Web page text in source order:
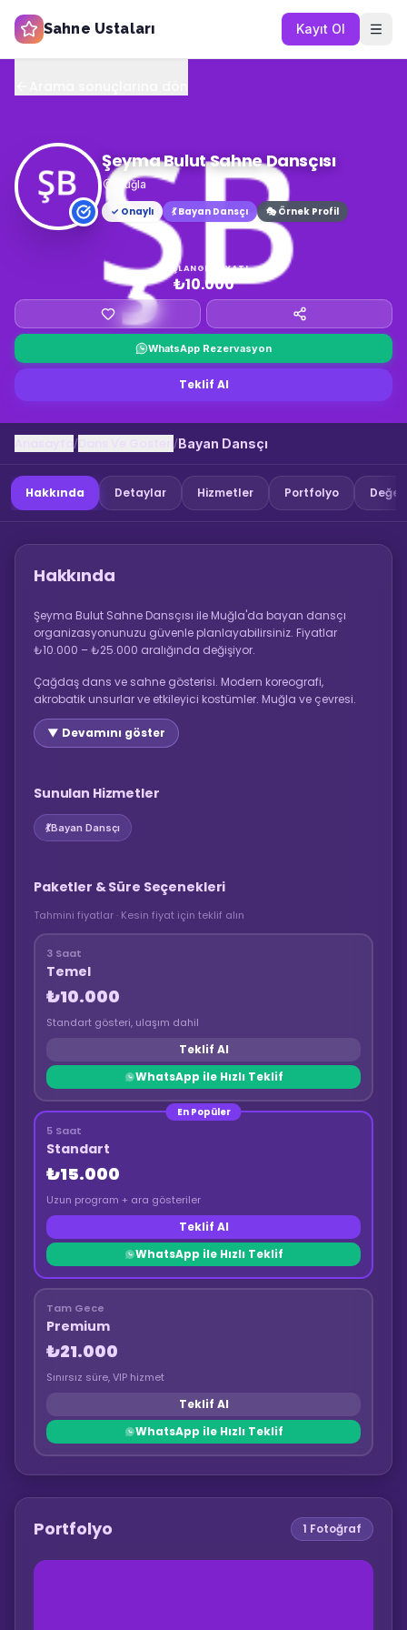
Sahne Ustaları Kayıt Ol
Şeyma Bulut Sahne Dansçısı
Muğla
✓ Onaylı
💃 Bayan Dansçı 🎭 Örnek Profil
BAŞLANGIÇ FIYATI
₺10.000
WhatsApp Rezervasyon
Teklif Al
/ /Bayan Dansçı
Hakkında Detaylar Hizmetler Portfolyo
Hakkında
Şeyma Bulut Sahne Dansçısı ile Muğla'da bayan dansçı
organizasyonunuzu güvenle planlayabilirsiniz. Fiyatlar
₺10.000 – ₺25.000 aralığında değişiyor.
Çağdaş dans ve sahne gösterisi. Modern koreografi,
akrobatik unsurlar ve etkileyici kostümler. Muğla ve çevresi.
▼ Devamını göster
Sunulan Hizmetler
💃Bayan Dansçı
Paketler & Süre Seçenekleri
Tahmini fiyatlar · Kesin fiyat için teklif alın
3 Saat
Temel
₺10.000
Standart gösteri, ulaşım dahil
Teklif Al
WhatsApp ile Hızlı Teklif
En Popüler
5 Saat
Standart
₺15.000
Uzun program + ara gösteriler
Teklif Al
WhatsApp ile Hızlı Teklif
Tam Gece
Premium
₺21.000
Sınırsız süre, VIP hizmet
Teklif Al
WhatsApp ile Hızlı Teklif
Portfolyo 1 Fotoğraf